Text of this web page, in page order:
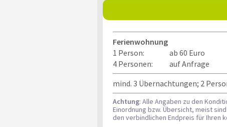
Ferienwohnung
1 Person:
ab 60 Euro
4 Personen:
auf Anfrage
mind. 3 Übernachtungen; 2
Achtung: Alle Angaben zu den
Einordnung bzw. Übersicht, meist
den verbindlichen Endpreis für Ihren